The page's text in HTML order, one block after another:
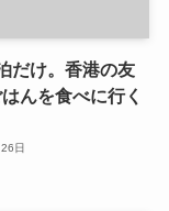
だけ。香港の友
んを食べに行く
日